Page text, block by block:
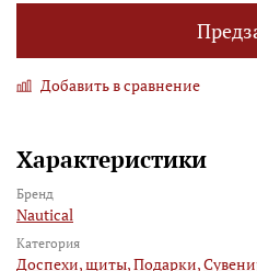
Добавить в сравнение
Характеристики
Бренд
Nautical
Категория
Доспехи, щиты,Подарки,